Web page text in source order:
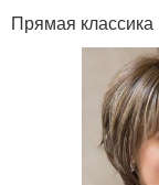
Прямая классика